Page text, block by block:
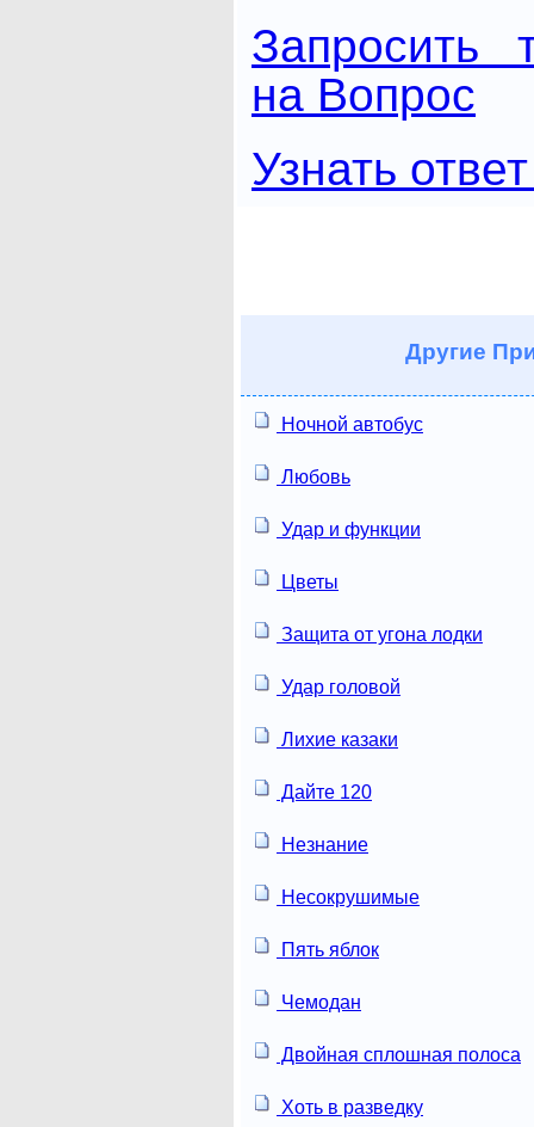
Запросить
на Вопрос
Узнать
Другие
Ночной автобус
Любовь
Удар и функции
Цветы
Защита от угона лодки
Удар головой
Лихие казаки
Дайте 120
Незнание
Несокрушимые
Пять яблок
Чемодан
Двойная сплошная полоса
Хоть в разведку